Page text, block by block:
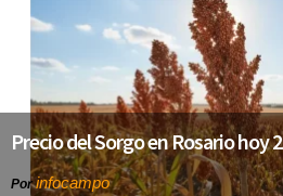
Precio del Sorgo en Rosario hoy
Porinfocampo